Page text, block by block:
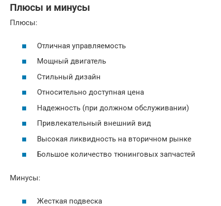
Плюсы и минусы
Плюсы:
Отличная управляемость
Мощный двигатель
Стильный дизайн
Относительно доступная цена
Надежность (при должном обслуживании)
Привлекательный внешний вид
Высокая ликвидность на вторичном рынке
Большое количество тюнинговых запчастей
Минусы:
Жесткая подвеска